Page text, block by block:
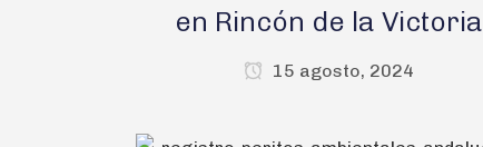
en Rincón de la Victoria
15 agosto, 2024